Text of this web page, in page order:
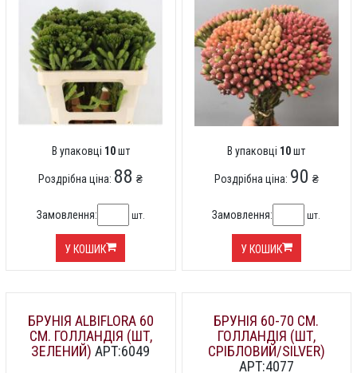
В упаковці 10шт
Роздрібна ціна: 88 ₴
Замовлення: шт.
У КОШИК
В упаковці 10шт
Роздрібна ціна: 90 ₴
Замовлення: шт.
У КОШИК
БРУНІЯ ALBIFLORA 60
СМ. ГОЛЛАНДІЯ (ШТ,
ЗЕЛЕНИЙ) АРТ:6049
БРУНІЯ 60-70 СМ.
ГОЛЛАНДІЯ (ШТ,
СРІБЛОВИЙ/SILVER)
АРТ:4077